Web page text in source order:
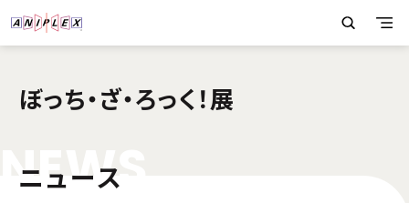
ぼっち・ざ・ろっく！展
NEWS
ニュース